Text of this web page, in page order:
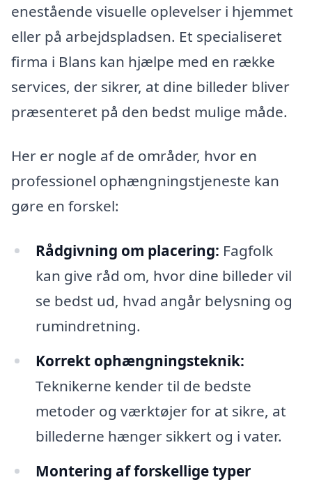
enestående visuelle oplevelser i hjemmet
eller på arbejdspladsen. Et specialiseret
firma i Blans kan hjælpe med en række
services, der sikrer, at dine billeder bliver
præsenteret på den bedst mulige måde.
Her er nogle af de områder, hvor en
professionel ophængningstjeneste kan
gøre en forskel:
Rådgivning om placering: Fagfolk
kan give råd om, hvor dine billeder vil
se bedst ud, hvad angår belysning og
rumindretning.
Korrekt ophængningsteknik:
Teknikerne kender til de bedste
metoder og værktøjer for at sikre, at
billederne hænger sikkert og i vater.
Montering af forskellige typer